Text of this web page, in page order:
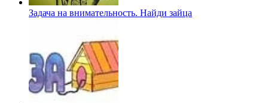
Задача на внимательность. Найди зайца